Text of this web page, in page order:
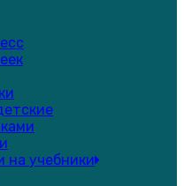
на учебники